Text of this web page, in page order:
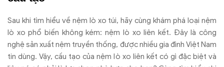
Sau khi tìm hiểu về nệm lò xo túi, hãy cùng khám phá loại nệm
lò xo phổ biến không kém: nệm lò xo liên kết. Đây là công
nghệ sản xuất nệm truyền thống, được nhiều gia đình Việt Nam
tin dùng. Vậy, cấu tạo của nệm lò xo liên kết có gì đặc biệt và